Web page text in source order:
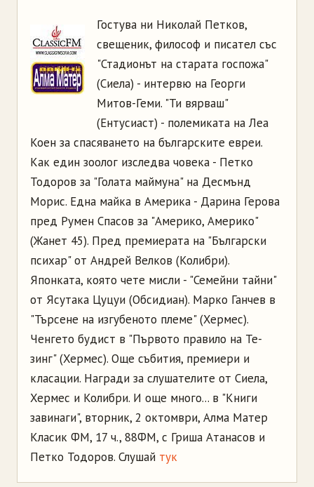
Гостува ни Николай Петков,
свещеник, философ и писател със
"Стадионът на старата госпожа"
(Сиела) - интервю на Георги
Митов-Геми. "Ти вярваш"
(Ентусиаст) - полемиката на Леа
Коен за спасяването на българските евреи.
Как един зоолог изследва човека - Петко
Тодоров за "Голата маймуна" на Десмънд
Морис. Една майка в Америка - Дарина Герова
пред Румен Спасов за "Америко, Америко"
(Жанет 45). Пред премиерата на "Български
психар" от Андрей Велков (Колибри).
Японката, която чете мисли - "Семейни тайни"
от Ясутака Цуцуи (Обсидиан). Марко Ганчев в
"Търсене на изгубеното племе" (Хермес).
Ченгето будист в "Първото правило на Те-
зинг" (Хермес). Още събития, премиери и
класации. Награди за слушателите от Сиела,
Хермес и Колибри. И още много... в "Книги
завинаги", вторник, 2 октомври, Алма Матер
Класик ФМ, 17 ч., 88ФМ, с Гриша Атанасов и
Петко Тодоров. Слушай тук